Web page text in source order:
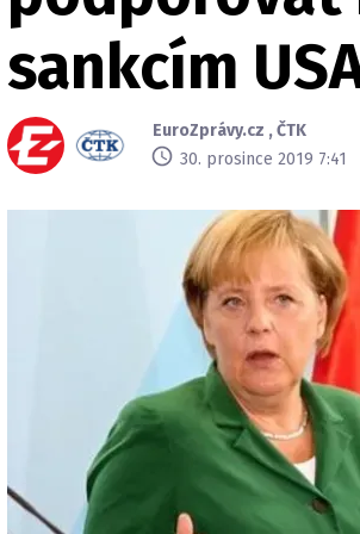
sankcím
EuroZprávy.cz ,ČTK
30. prosince 2019 7:41